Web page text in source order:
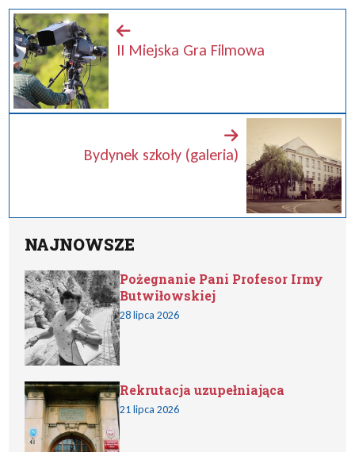
II Miejska Gra Filmowa
Bydynek szkoły (galeria)
NAJNOWSZE
Pożegnanie Pani Profesor Irmy
Butwiłowskiej
28 lipca 2026
Rekrutacja uzupełniająca
21 lipca 2026